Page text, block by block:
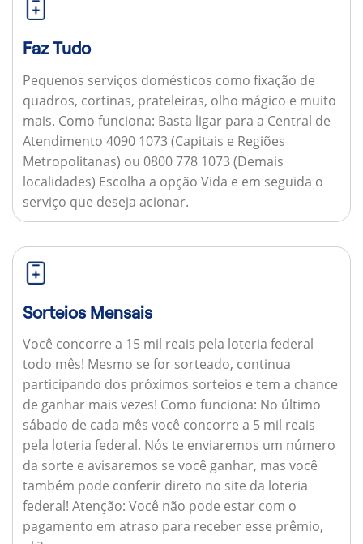
Faz Tudo
Pequenos serviços domésticos como fixação de
quadros, cortinas, prateleiras, olho mágico e muito
mais. Como funciona: Basta ligar para a Central de
Atendimento 4090 1073 (Capitais e Regiões
Metropolitanas) ou 0800 778 1073 (Demais
localidades) Escolha a opção Vida e em seguida o
serviço que deseja acionar.
Sorteios Mensais
Você concorre a 15 mil reais pela loteria federal
todo mês! Mesmo se for sorteado, continua
participando dos próximos sorteios e tem a chance
de ganhar mais vezes! Como funciona: No último
sábado de cada mês você concorre a 5 mil reais
pela loteria federal. Nós te enviaremos um número
da sorte e avisaremos se você ganhar, mas você
também pode conferir direto no site da loteria
federal! Atenção: Você não pode estar com o
pagamento em atraso para receber esse prêmio,